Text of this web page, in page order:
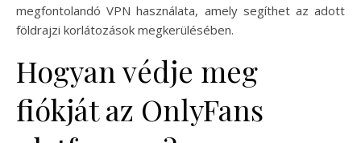
megfontolandó VPN használata, amely segíthet az adott
földrajzi korlátozások megkerülésében.
Hogyan védje meg
fiókját az OnlyFans